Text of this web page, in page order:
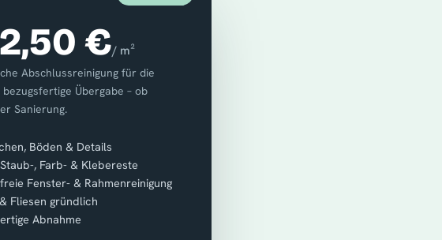
€/ m²
Abschlussreinigung für die
Übergabe – ob
Sanierung.
Böden & Details
, Farb- & Klebereste
Fenster- & Rahmenreinigung
Fliesen gründlich
Abnahme